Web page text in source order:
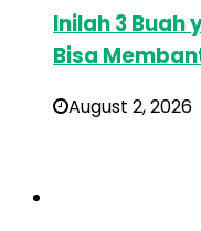
Inilah 3 Buah
Bisa
August 2, 2026